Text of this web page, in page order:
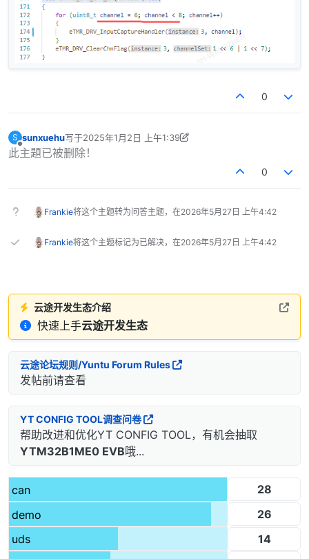
0
S
离线
sunxuehu写于2025年1月2日 上午1:39
最后由 sunxuehu 编辑 2025年1月2日 上午9:40
此主題已被删除！
0
Frankie将这个主题转为问答主题，在2026年5月27日 上午4:42
Frankie将这个主题标记为已解决，在2026年5月27日 上午4:42
云途开发生态介绍
快速上手云途开发生态
云途论坛规则/Yuntu Forum Rules
发帖前请查看
YT CONFIG TOOL调查问卷
帮助改进和优化YT CONFIG TOOL，有机会抽取
YTM32B1ME0 EVB哦...
can
28
demo
26
uds
14